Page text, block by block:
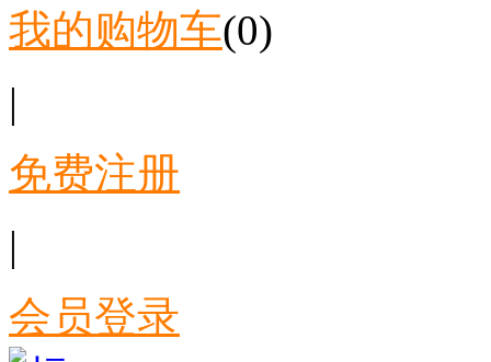
我的购物车(0)
|
免费注册
|
会员登录